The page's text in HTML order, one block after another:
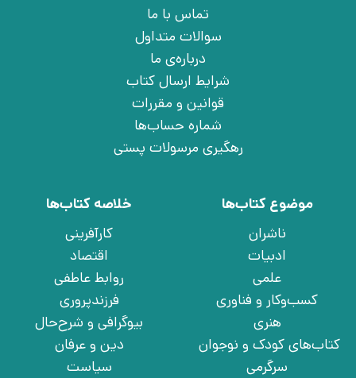
تماس با ما
سوالات متداول
درباره‌ی ما
شرایط ارسال کتاب
قوانین و مقررات
شماره حساب‌ها
رهگیری مرسولات پستی
موضوع کتاب‌ها
ناشران
ادبیات
علمی
کسب‌وکار و فناوری
هنری
کتاب‌های کودک و نوجوان
سرگرمی
خلاصه کتاب‌ها
کارآفرینی
اقتصاد
روابط عاطفی
فرزندپروری
بیوگرافی و شرح‌حال
دین و عرفان
سیاست